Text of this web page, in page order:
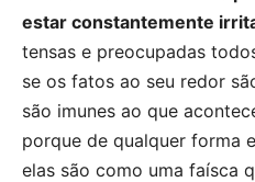
estar constantemente
tensas e preocupadas
se os fatos ao seu redor
são imunes ao que
porque de qualquer forma
elas são como uma faísca